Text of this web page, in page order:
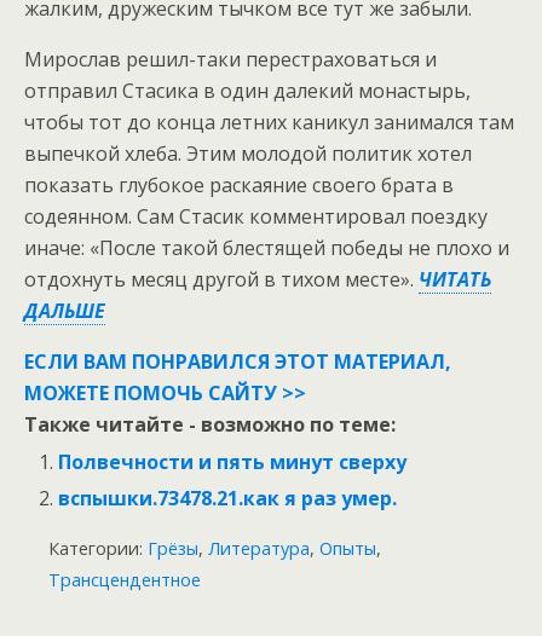
жалким, дружеским тычком все тут же забыли.
Мирослав решил-таки перестраховаться и
отправил Стасика в один далекий монастырь,
чтобы тот до конца летних каникул занимался там
выпечкой хлеба. Этим молодой политик хотел
показать глубокое раскаяние своего брата в
содеянном. Сам Стасик комментировал поездку
иначе: «После такой блестящей победы не плохо и
отдохнуть месяц другой в тихом месте». ЧИТАТЬ
ДАЛЬШЕ
ЕСЛИ ВАМ ПОНРАВИЛСЯ ЭТОТ МАТЕРИАЛ,
МОЖЕТЕ ПОМОЧЬ САЙТУ >>
Также читайте - возможно по теме:
Полвечности и пять минут сверху
вспышки.73478.21.как я раз умер.
Категории: Грёзы, Литература, Опыты,
Трансцендентное